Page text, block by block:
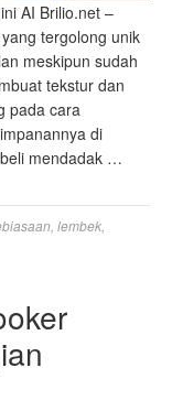
AI Brilio.net –
tergolong unik
meskipun sudah
tekstur dan
pada cara
di
mendadak …
, lembek,